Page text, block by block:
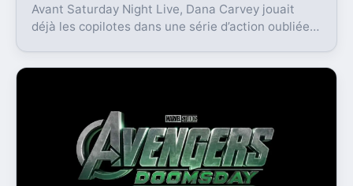
Avant Saturday Night Live, Dana Carvey jouait
déjà les copilotes dans une série d’action oubliée.